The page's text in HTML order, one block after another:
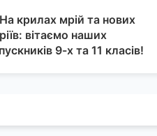
крилах мрій та нових
вітаємо наших
9-х та 11 класів!